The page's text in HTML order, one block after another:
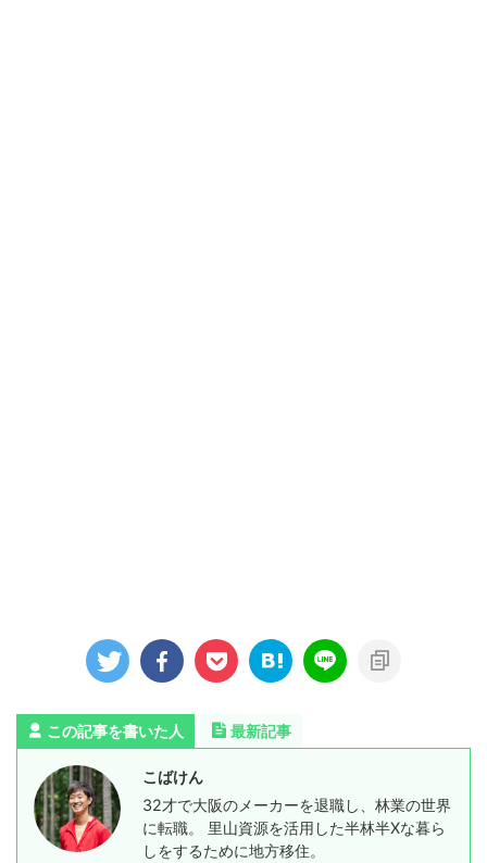
この記事を書いた人 最新記事
こばけん
32才で大阪のメーカーを退職し、林業の世界
に転職。 里山資源を活用した半林半Xな暮ら
しをするために地方移住。